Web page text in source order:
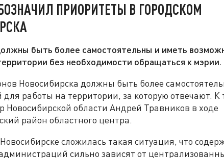
ПРИОРИТЕТЫ В ГОРОДСКОМ
быть более самостоятельны и иметь
без необходимости обращаться к мэрии.
Новосибирска должны быть более
работы на территории, за которую отвечают. К
области Андрей Травников в ходе
район областного центра.
сложилась такая ситуация, что
сильно зависят от